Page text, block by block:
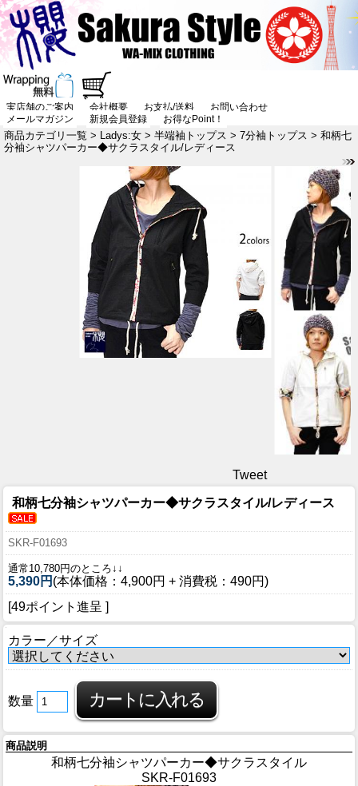
実店舗のご案内 会社概要 お支払/送料
お問い合わせ
メールマガジン
新規会員登録 お得なPoint！
商品カテゴリ一覧 > Ladys:女 > 半端袖トップス > 7分袖トップス > 和柄七
分袖シャツパーカー◆サクラスタイル/レディース
Tweet
和柄七分袖シャツパーカー◆サクラスタイル/レディース
SKR-F01693
通常10,780円のところ↓↓
5,390円 (本体価格：4,900円 + 消費税：490円)
[49ポイント進呈 ]
カラー／サイズ
数量
商品説明
和柄七分袖シャツパーカー◆サクラスタイル
SKR-F01693